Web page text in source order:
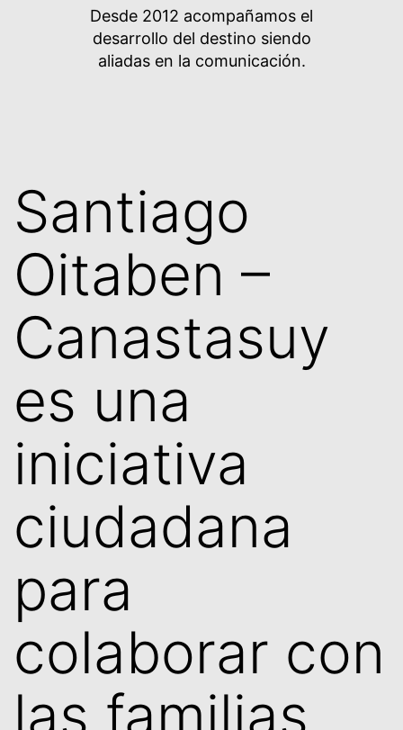
Desde 2012 acompañamos el
desarrollo del destino siendo
aliadas en la comunicación.
Santiago
Oitaben –
Canastasuy
es una
iniciativa
ciudadana
para
colaborar con
las familias